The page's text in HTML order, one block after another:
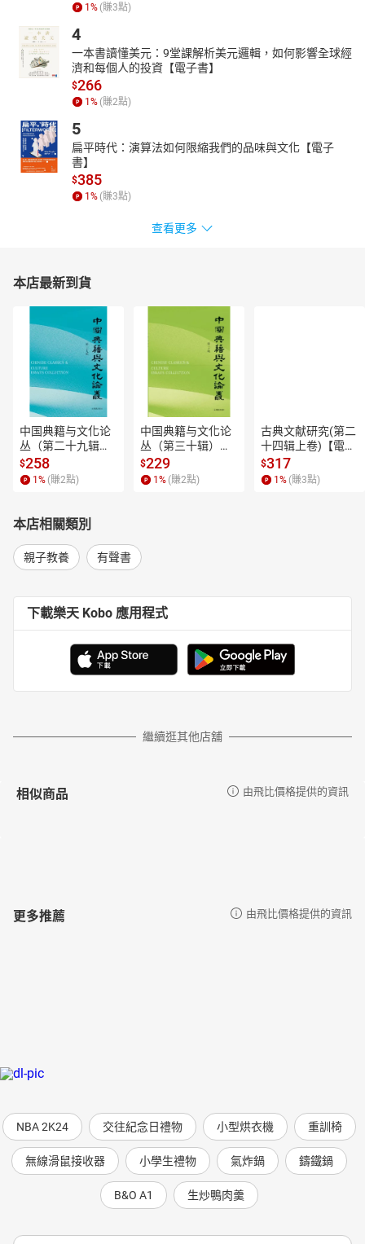
1% (賺3點)
4
一本書讀懂美元：9堂課解析美元邏輯，如何影響全球經
濟和每個人的投資【電子書】
$266
1% (賺2點)
5
扁平時代：演算法如何限縮我們的品味與文化【電子
書】
$385
1% (賺3點)
查看更多
本店最新到貨
中国典籍与文化论
丛（第二十九辑）
【電子書】
$258
1 % (賺2點)
中国典籍与文化论
丛（第三十辑）
【電子書】
$229
1 % (賺2點)
古典文献研究(第二
十四辑上卷)【電子
書】
$317
1 % (賺3點)
本店相關類別
親子教養 有聲書
下載樂天 Kobo 應用程式
繼續逛其他店舖
相似商品 由飛比價格提供的資訊
更多推薦 由飛比價格提供的資訊
NBA 2K24 交往紀念日禮物 小型烘衣機 重訓椅
無線滑鼠接收器 小學生禮物 氣炸鍋 鑄鐵鍋
B&O A1 生炒鴨肉羹